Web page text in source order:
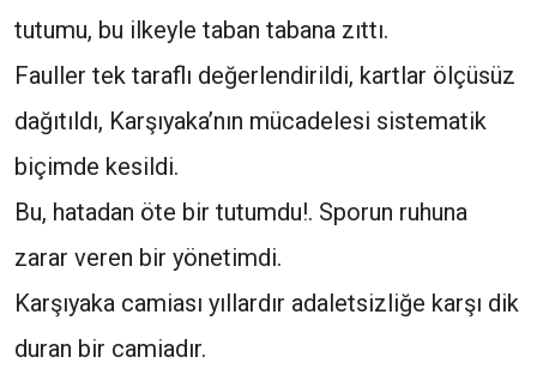
tutumu, bu ilkeyle taban tabana zıttı.
Fauller tek taraflı değerlendirildi, kartlar ölçüsüz
dağıtıldı, Karşıyaka’nın mücadelesi sistematik
biçimde kesildi.
Bu, hatadan öte bir tutumdu!. Sporun ruhuna
zarar veren bir yönetimdi.
Karşıyaka camiası yıllardır adaletsizliğe karşı dik
duran bir camiadır.